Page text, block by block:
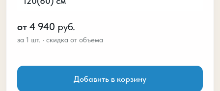
от 4 940 руб.
Добавить в корзину